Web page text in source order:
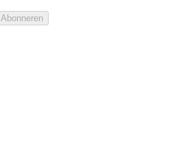
Abonneren